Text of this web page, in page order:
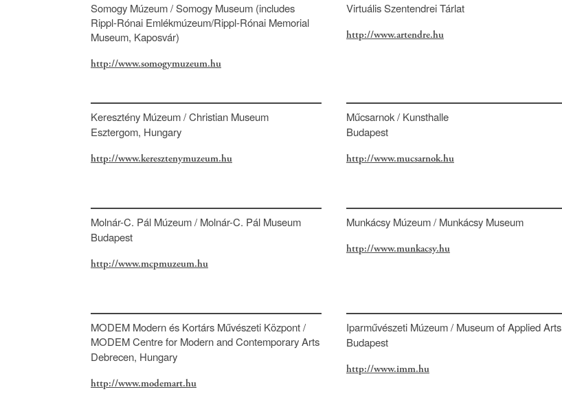
Somogy Múzeum / Somogy Museum (includes
Rippl-Rónai Emlékmúzeum/Rippl-Rónai Memorial
Museum, Kaposvár)
http://www.somogymuzeum.hu
Virtuális Szentendrei Tárlat
http://www.artendre.hu
Keresztény Múzeum / Christian Museum
Esztergom, Hungary
http://www.keresztenymuzeum.hu
Műcsarnok / Kunsthalle
Budapest
http://www.mucsarnok.hu
Molnár-C. Pál Múzeum / Molnár-C. Pál Museum
Budapest
http://www.mcpmuzeum.hu
Munkácsy Múzeum / Munkácsy Museum
http://www.munkacsy.hu
MODEM Modern és Kortárs Művészeti Központ /
MODEM Centre for Modern and Contemporary Arts
Debrecen, Hungary
http://www.modemart.hu
Iparművészeti Múzeum / Museum of Applied Arts
Budapest
http://www.imm.hu